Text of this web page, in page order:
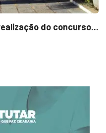
do concurso...
Em